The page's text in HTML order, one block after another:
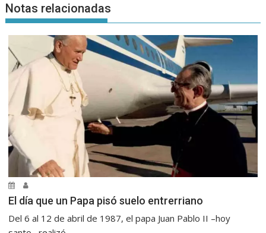
Notas relacionadas
El día que un Papa pisó suelo entrerriano
Del 6 al 12 de abril de 1987, el papa Juan Pablo II –hoy